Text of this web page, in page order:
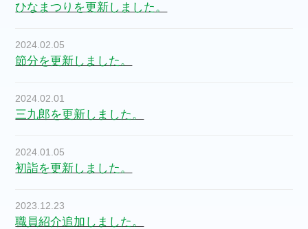
ひなまつりを更新しました。
2024.02.05
節分を更新しました。
2024.02.01
三九郎を更新しました。
2024.01.05
初詣を更新しました。
2023.12.23
職員紹介追加しました。